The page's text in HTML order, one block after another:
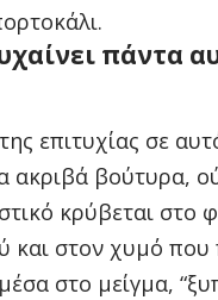
πάντα
επιτυχίας σε
ακριβά βούτυρα,
κρύβεται στο
και στον χυμό που
στο μείγμα,